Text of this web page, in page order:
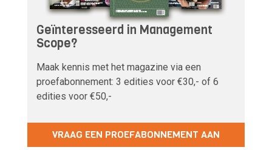
Geïnteresseerd in Management
Scope?
Maak kennis met het magazine via een
proefabonnement: 3 edities voor €30,- of 6
edities voor €50,-
VRAAG EEN PROEFABONNEMENT AAN